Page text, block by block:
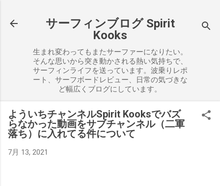
サーフィンブログ Spirit
Kooks
生まれ変わってもまたサーファーになりたい。
そんな思いから突き動かされる熱い気持ちで、
サーフィンライフを送っています。波乗りレポ
ート、サーフボードレビュー、日常の気づきな
ど幅広くブログにしています。
よういちチャンネルSpirit Kooksでバズ
らなかった動画をサブチャンネル（二軍
落ち）に入れてる件について
7月 13, 2021